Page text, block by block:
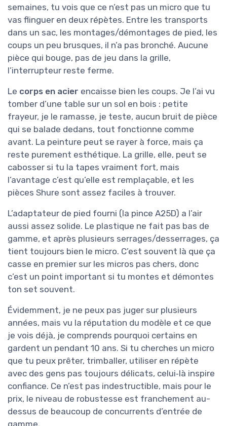
semaines, tu vois que ce n’est pas un micro que tu
vas flinguer en deux répètes. Entre les transports
dans un sac, les montages/démontages de pied, les
coups un peu brusques, il n’a pas bronché. Aucune
pièce qui bouge, pas de jeu dans la grille,
l’interrupteur reste ferme.
Le corps en acier encaisse bien les coups. Je l’ai vu
tomber d’une table sur un sol en bois : petite
frayeur, je le ramasse, je teste, aucun bruit de pièce
qui se balade dedans, tout fonctionne comme
avant. La peinture peut se rayer à force, mais ça
reste purement esthétique. La grille, elle, peut se
cabosser si tu la tapes vraiment fort, mais
l’avantage c’est qu’elle est remplaçable, et les
pièces Shure sont assez faciles à trouver.
L’adaptateur de pied fourni (la pince A25D) a l’air
aussi assez solide. Le plastique ne fait pas bas de
gamme, et après plusieurs serrages/desserrages, ça
tient toujours bien le micro. C’est souvent là que ça
casse en premier sur les micros pas chers, donc
c’est un point important si tu montes et démontes
ton set souvent.
Évidemment, je ne peux pas juger sur plusieurs
années, mais vu la réputation du modèle et ce que
je vois déjà, je comprends pourquoi certains en
gardent un pendant 10 ans. Si tu cherches un micro
que tu peux prêter, trimballer, utiliser en répète
avec des gens pas toujours délicats, celui‑là inspire
confiance. Ce n’est pas indestructible, mais pour le
prix, le niveau de robustesse est franchement au-
dessus de beaucoup de concurrents d’entrée de
gamme.